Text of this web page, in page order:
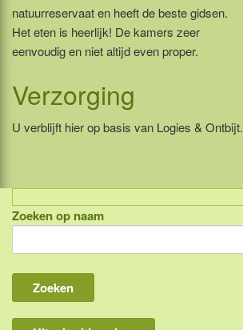
natuurreservaat en heeft de beste gidsen.
Het eten is heerlijk! De kamers zeer
eenvoudig en niet altijd even proper.
Verzorging
U verblijft hier op basis van Logies & Ontbijt.
Indonesië, eilandcombinaties
Bali
Lombok
Flores & Komodo
Zoeken op naam